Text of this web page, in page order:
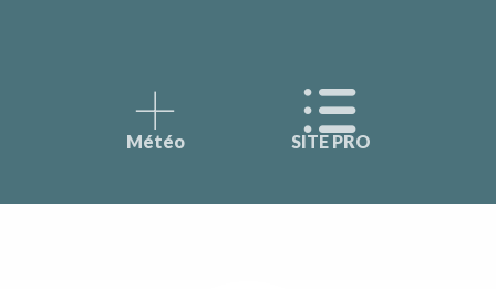
Météo SITE PRO